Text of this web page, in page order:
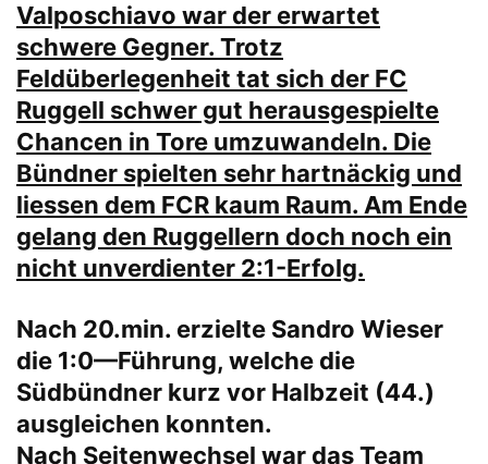
Valposchiavo war der erwartet
schwere Gegner. Trotz
Feldüberlegenheit tat sich der FC
Ruggell schwer gut herausgespielte
Chancen in Tore umzuwandeln. Die
Bündner spielten sehr hartnäckig und
liessen dem FCR kaum Raum. Am Ende
gelang den Ruggellern doch noch ein
nicht unverdienter 2:1-Erfolg.
Nach 20.min. erzielte Sandro Wieser
die 1:0—Führung, welche die
Südbündner kurz vor Halbzeit (44.)
ausgleichen konnten.
Nach Seitenwechsel war das Team